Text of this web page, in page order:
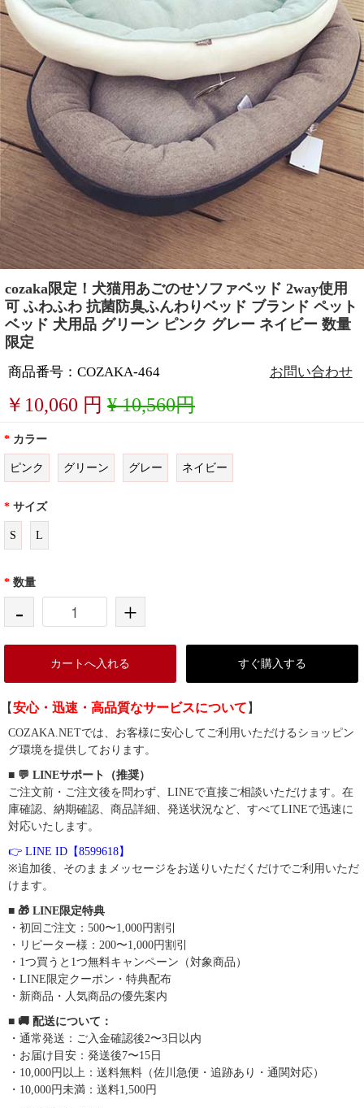
cozaka限定！犬猫用あごのせソファベッド 2way使用
可 ふわふわ 抗菌防臭ふんわりベッド ブランド ペット
ベッド 犬用品 グリーン ピンク グレー ネイビー 数量
限定
商品番号：COZAKA-464 お問い合わせ
￥ 10,060 円 ¥ 10,560円
* カラー
ピンク グリーン グレー ネイビー
* サイズ
S L
* 数量
- +
カートへ入れる すぐ購入する
【安心・迅速・高品質なサービスについて 】
COZAKA.NETでは、お客様に安心してご利用いただけるショッピン
グ環境を提供しております。
■ 💬 LINEサポート（推奨）
ご注文前・ご注文後を問わず、LINEで直接ご相談いただけます。在
庫確認、納期確認、商品詳細、発送状況など、すべてLINEで迅速に
対応いたします。
👉 LINE ID【8599618】
※追加後、そのままメッセージをお送りいただくだけでご利用いただ
けます。
■ 🎁 LINE限定特典
・初回ご注文：500〜1,000円割引
・リピーター様：200〜1,000円割引
・1つ買うと1つ無料キャンペーン（対象商品）
・LINE限定クーポン・特典配布
・新商品・人気商品の優先案内
■ 🚚 配送について：
・通常発送：ご入金確認後2〜3日以内
・お届け目安：発送後7〜15日
・10,000円以上：送料無料（佐川急便・追跡あり・通関対応）
・10,000円未満：送料1,500円